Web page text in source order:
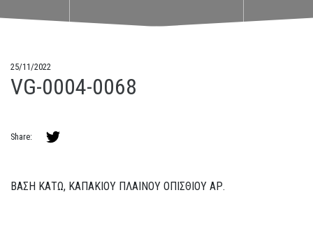
25/11/2022
VG-0004-0068
Share:
ΒΑΣΗ ΚΑΤΩ, ΚΑΠΑΚΙΟΥ ΠΛΑΙΝΟΥ ΟΠΙΣΘΙΟΥ ΑΡ.